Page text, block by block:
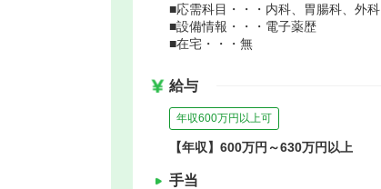
■応需科目・・・内科、胃腸科、外科
■設備情報・・・電子薬歴
■在宅・・・無
給与
年収600万円以上可
【年収】600万円～630万円以上
手当